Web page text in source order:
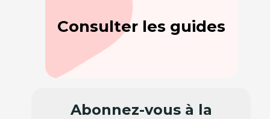
Consulter les guides
Abonnez-vous à la